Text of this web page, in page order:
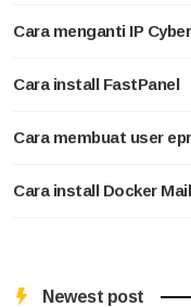
Cara menganti IP
Cara install FastPanel
Cara membuat user
Cara install Docker
Newest post